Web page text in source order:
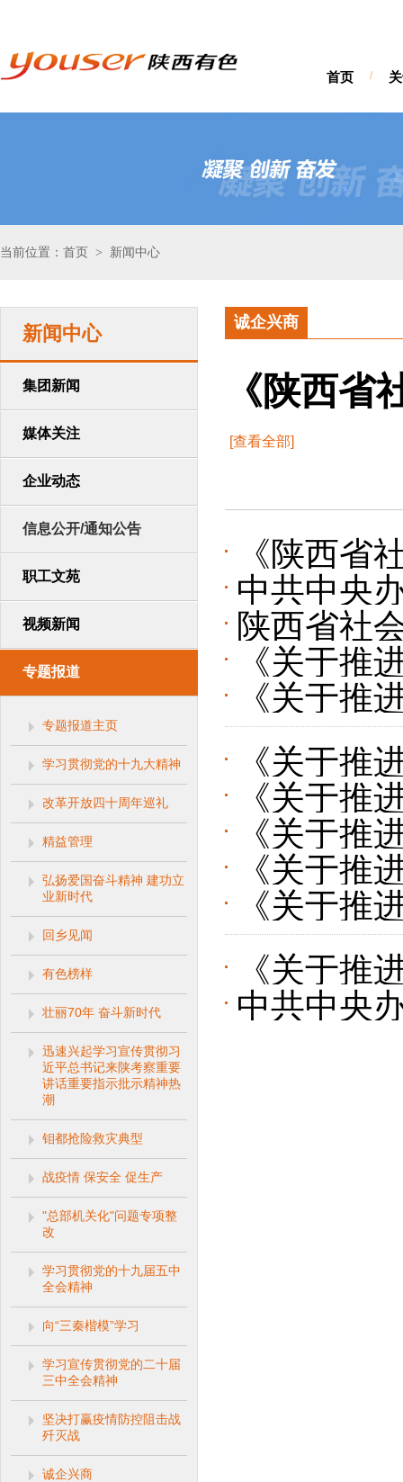
首页 /
当前位置：首页 > 新闻中心
新闻中心
集团新闻
媒体关注
企业动态
信息公开/通知公告
职工文苑
视频新闻
专题报道
专题报道主页
学习贯彻党的十九大精神
改革开放四十周年巡礼
精益管理
弘扬爱国奋斗精神 建功立
业新时代
回乡见闻
有色榜样
壮丽70年 奋斗新时代
迅速兴起学习宣传贯彻习
近平总书记来陕考察重要
讲话重要指示批示精神热
潮
钼都抢险救灾典型
战疫情 保安全 促生产
"总部机关化"问题专项整
改
学习贯彻党的十九届五中
全会精神
向“三秦楷模”学习
学习宣传贯彻党的二十届
三中全会精神
坚决打赢疫情防控阻击战
歼灭战
诚企兴商
诚企兴商
《陕西省
[查看全部]
《陕西省
中共中央
市场体系
陕西省社
《关于推
成新发展
推动社会
《关于推
新发展格
动社会信
《关于推
成新发展
设的新里
《关于推
成新发展
系建设，
《关于推
成新发展
信用体系
《关于推
成新发展
会信用体
《关于推
成新发展
双循环 信
《关于推
成新发展
中共中央